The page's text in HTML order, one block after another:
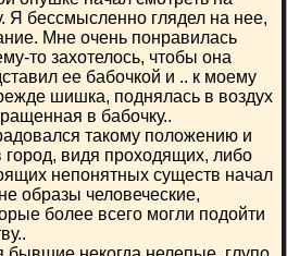
бессмысленно глядел на нее,
Мне очень понравилась
то захотелось, чтобы она
ее бабочкой и .. к моему
шишка, поднялась в воздух
в бабочку..
такому положению и
город, видя проходящих, либо
непонятных существ начал
образы человеческие,
более всего могли подойти